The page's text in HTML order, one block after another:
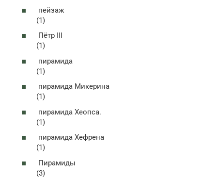
пейзаж
(1)
Пётр III
(1)
пирамида
(1)
пирамида Микерина
(1)
пирамида Хеопса.
(1)
пирамида Хефрена
(1)
Пирамиды
(3)